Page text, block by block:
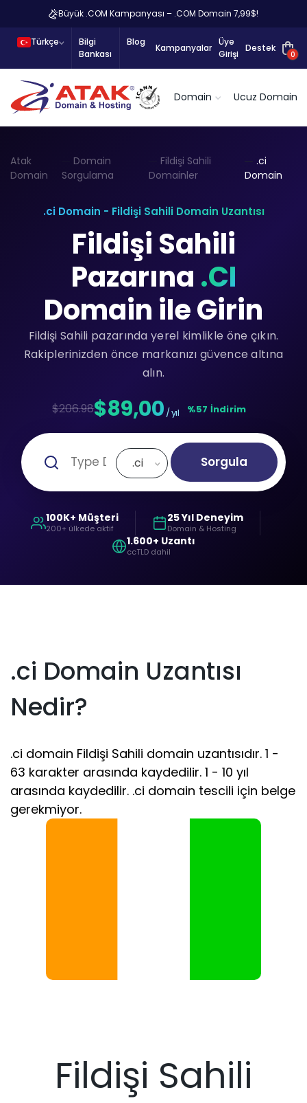
Büyük .COM Kampanyası – .COM Domain 7,99$!
Türkçe
Bilgi
Bankası
Blog
Kampanyalar
Üye
Girişi
Destek
0
Domain Ucuz Domain
Atak
Domain
Domain
Sorgulama
Fildişi Sahili
Domainler
.ci
Domain
.ci Domain - Fildişi Sahili Domain Uzantısı
Fildişi Sahili
Pazarına .CI
Domain ile Girin
Fildişi Sahili pazarında yerel kimlikle öne çıkın.
Rakiplerinizden önce markanızı güvence altına
alın.
$206.98$89,00 / yıl %57 İndirim
.ci Sorgula
100K+ Müşteri
200+ ülkede aktif
25 Yıl Deneyim
Domain & Hosting
1.600+ Uzantı
ccTLD dahil
.ci Domain Uzantısı
Nedir?
.ci domain Fildişi Sahili domain uzantısıdır. 1 -
63 karakter arasında kaydedilir. 1 - 10 yıl
arasında kaydedilir. .ci domain tescili için belge
gerekmiyor.
Fildişi Sahili